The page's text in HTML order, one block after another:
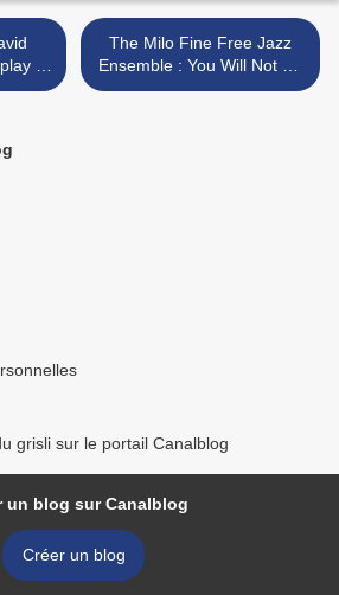
:
Ever
The Milo Fine Free Jazz
Ensemble : You Will Not Be
Pressed to Buy (Shih Shih
grisli sur le portail Canalblog
un blog sur Canalblog
Créer un blog